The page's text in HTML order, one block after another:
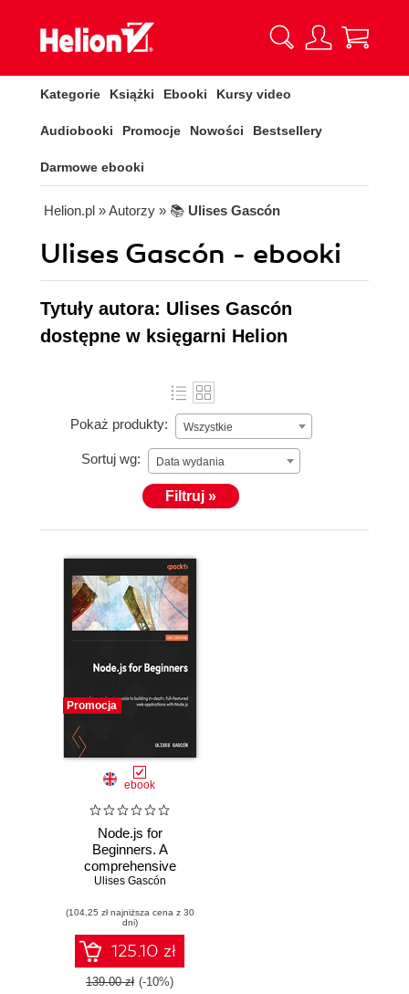
Kategorie Książki Ebooki Kursy video
Audiobooki Promocje Nowości Bestsellery
Darmowe ebooki
Helion.pl » Autorzy » 📚 Ulises Gascón
Ulises Gascón - ebooki
Tytuły autora: Ulises Gascón
dostępne w księgarni Helion
Pokaż produkty: Wszystkie
Sortuj wg: Data wydania
Filtruj »
Promocja
ebook
Node.js for
Beginners. A
comprehensive
guide to building
featured web
applications with
Node.js
Ulises Gascón
(104,25 zł najniższa cena z 30
dni)
125.10 zł
139.00 zł (-10%)